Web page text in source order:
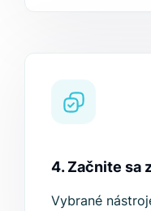
4. Začnite sa
Vybrané